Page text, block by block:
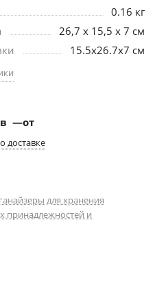
0.16 кг
26,7 x 15,5 x 7 см
15.5х26.7х7 см
—от
доставке
для хранения
принадлежностей и